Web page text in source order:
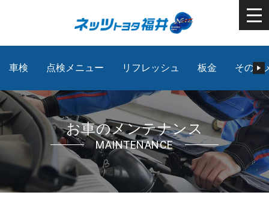
車検 点検メニュー リフレッシュ 板金 その他
お車のメンテナンス
MAINTENANCE